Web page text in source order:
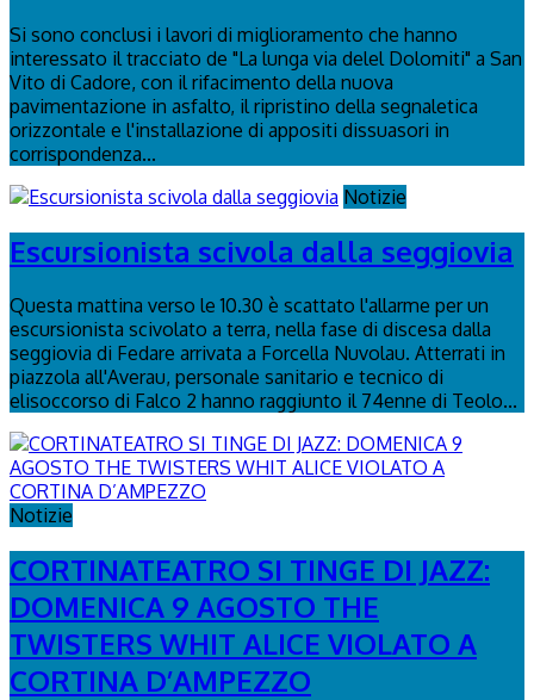
Si sono conclusi i lavori di miglioramento che hanno
interessato il tracciato de "La lunga via delel Dolomiti" a San
Vito di Cadore, con il rifacimento della nuova
pavimentazione in asfalto, il ripristino della segnaletica
orizzontale e l'installazione di appositi dissuasori in
corrispondenza...
Notizie
Escursionista scivola dalla seggiovia
Questa mattina verso le 10.30 è scattato l'allarme per un
escursionista scivolato a terra, nella fase di discesa dalla
seggiovia di Fedare arrivata a Forcella Nuvolau. Atterrati in
piazzola all'Averau, personale sanitario e tecnico di
elisoccorso di Falco 2 hanno raggiunto il 74enne di Teolo...
Notizie
CORTINATEATRO SI TINGE DI JAZZ:
DOMENICA 9 AGOSTO THE
TWISTERS WHIT ALICE VIOLATO A
CORTINA D’AMPEZZO